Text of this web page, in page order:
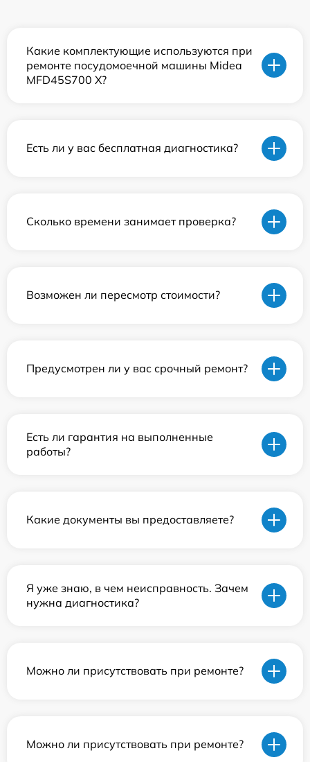
Какие комплектующие используются при
ремонте посудомоечной машины Midea
MFD45S700 X?
Есть ли у вас бесплатная диагностика?
Сколько времени занимает проверка?
Возможен ли пересмотр стоимости?
Предусмотрен ли у вас срочный ремонт?
Есть ли гарантия на выполненные
работы?
Какие документы вы предоставляете?
Я уже знаю, в чем неисправность. Зачем
нужна диагностика?
Можно ли присутствовать при ремонте?
Можно ли присутствовать при ремонте?